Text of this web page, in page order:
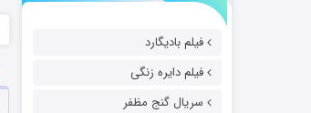
فیلم بادیگارد
فیلم دایره زنگی
سریال گنج مظفر